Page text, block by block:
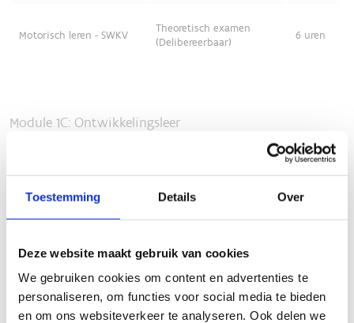
Toestemming Details Over
Deze website maakt gebruik van cookies
We gebruiken cookies om content en advertenties te
personaliseren, om functies voor social media te bieden
en om ons websiteverkeer te analyseren. Ook delen we